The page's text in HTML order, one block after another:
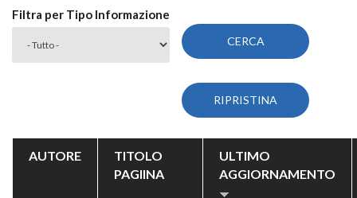
Filtra per Tipo Informazione
AUTORE
TITOLO
PAGIINA
ULTIMO
AGGIORNAMENTO